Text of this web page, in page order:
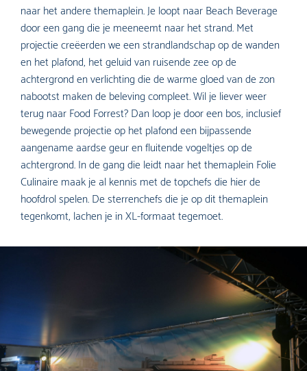
naar het andere themaplein. Je loopt naar Beach Beverage
door een gang die je meeneemt naar het strand. Met
projectie creëerden we een strandlandschap op de wanden
en het plafond, het geluid van ruisende zee op de
achtergrond en verlichting die de warme gloed van de zon
nabootst maken de beleving compleet. Wil je liever weer
terug naar Food Forrest? Dan loop je door een bos, inclusief
bewegende projectie op het plafond een bijpassende
aangename aardse geur en fluitende vogeltjes op de
achtergrond. In de gang die leidt naar het themaplein Folie
Culinaire maak je al kennis met de topchefs die hier de
hoofdrol spelen. De sterrenchefs die je op dit themaplein
tegenkomt, lachen je in XL-formaat tegemoet.